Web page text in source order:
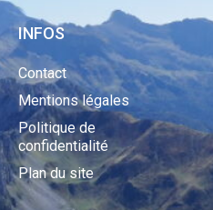
INFOS
Contact
Mentions légales
Politique de
confidentialité
Plan du site